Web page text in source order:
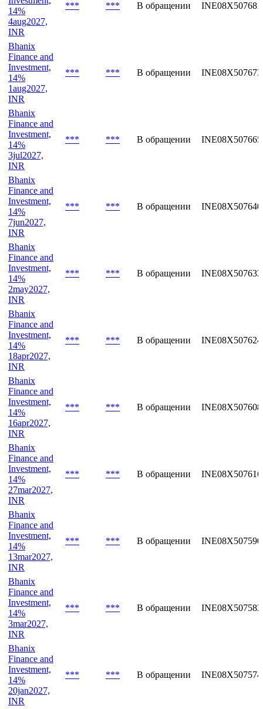
14%
4aug2027,
INR
*** *** В обращении INE08X507681
Bhanix
Finance and
Investment,
14%
1aug2027,
INR
*** *** В обращении INE08X507673
Bhanix
Finance and
Investment,
14%
3jul2027,
INR
*** *** В обращении INE08X507665
Bhanix
Finance and
Investment,
14%
7jun2027,
INR
*** *** В обращении INE08X507640
Bhanix
Finance and
Investment,
14%
2may2027,
INR
*** *** В обращении INE08X507632
Bhanix
Finance and
Investment,
14%
18apr2027,
INR
*** *** В обращении INE08X507624
Bhanix
Finance and
Investment,
14%
16apr2027,
INR
*** *** В обращении INE08X507608
Bhanix
Finance and
Investment,
14%
27mar2027,
INR
*** *** В обращении INE08X507616
Bhanix
Finance and
Investment,
14%
13mar2027,
INR
*** *** В обращении INE08X507590
Bhanix
Finance and
Investment,
14%
3mar2027,
INR
*** *** В обращении INE08X507582
Bhanix
Finance and
Investment,
14%
20jan2027,
INR
*** *** В обращении INE08X507574